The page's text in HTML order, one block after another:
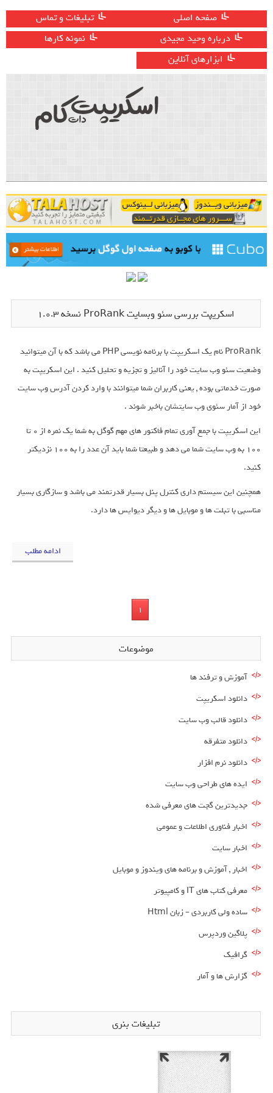
صفحه اصلی
تبلیغات و تماس
درباره وحید مجیدی
نمونه کارها
ابزارهای آنلاین
اسکریپت بررسی سئو وبسایت ProRank نسخه 1.0.3
ProRank نام یک اسکریپت با برنامه نویسی PHP می باشد که با آن میتوانید
وضعیت سئو وب سایت خود را آنالیز و تجزیه و تحلیل کنید . این اسکریپت به
صورت خدماتی بوده , یعنی کاربران شما میتوانند با وارد کردن آدرس وب سایت
خود از آمار سئوی وب سایتشان باخبر شوند .
این اسکریپت با جمع آوری تمام فاکتور های مهم گوگل به شما یک نمره از 0 تا
100 به وب سایت شما می دهد و طبیعتا شما باید آن عدد را به 100 نزدیکتر
کنید.
همچنین این سیستم داری کنترل پنل بسیار قدرتمند می باشد و سازگاری بسیار
مناسبی با تبلت ها و موبایل ها و دیگر دیوایس ها دارد.
ادامه مطلب
1
موضوعات
آموزش و ترفند ها
دانلود اسکریپت
دانلود قالب وب سایت
دانلود متفرقه
دانلود نرم افزار
ایده های طراحی وب سایت
جدیدترین گجت های معرفی شده
اخبار فناوری اطلاعات و عمومی
اخبار سایت
اخبار , آموزش و برنامه های ویندوز و موبایل
معرفی کتاب های IT و کامپیوتر
ساده ولی کاربردی – زبان Html
پلاگین وردپرس
گرافیک
گزارش ها و آمار
تبلیغات بنری